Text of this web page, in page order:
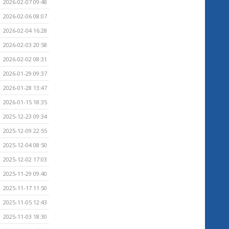
2026-02-07 09:48
2026-02-06 08:07
2026-02-04 16:28
2026-02-03 20:58
2026-02-02 08:31
2026-01-29 09:37
2026-01-28 13:47
2026-01-15 18:35
2025-12-23 09:34
2025-12-09 22:55
2025-12-04 08:50
2025-12-02 17:03
2025-11-29 09:40
2025-11-17 11:50
2025-11-05 12:43
2025-11-03 18:30